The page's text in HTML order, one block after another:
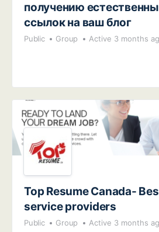
получению
ссылок на ваш блог
Public Group Active 3 months
Top Resume Canada-
service providers
Public Group Active 3 months